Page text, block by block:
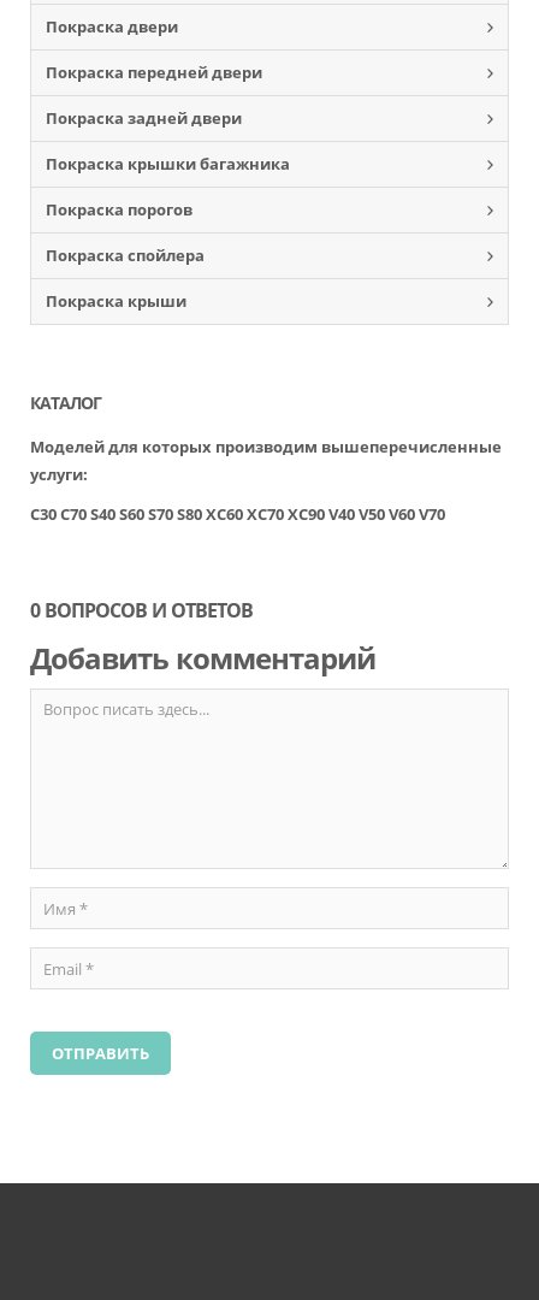
Покраска двери
Покраска передней двери
Покраска задней двери
Покраска крышки багажника
Покраска порогов
Покраска спойлера
Покраска крыши
КАТАЛОГ
Моделей для которых производим вышеперечисленные
услуги:
C30C70S40S60S70S80XC60XC70XC90V40V50V60V70
0 ВОПРОСОВ И ОТВЕТОВ
Добавить комментарий